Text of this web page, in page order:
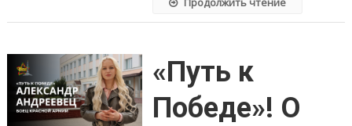
«Путь к
Победе»! О